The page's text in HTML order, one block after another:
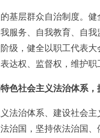
的基层群众自治制度。
服务、自我教育、自
级，健全以职工代表
达权、监督权，维护职
色社会主义法治体系
法治体系、建设社会
治国，坚持依法治国